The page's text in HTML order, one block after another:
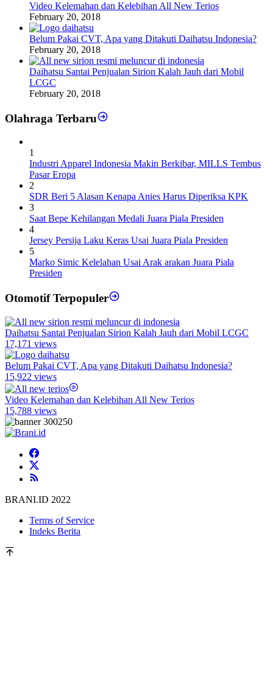
Video Kelemahan dan Kelebihan All New Terios
February 20, 2018
Belum Pakai CVT, Apa yang Ditakuti Daihatsu Indonesia?
February 20, 2018
Daihatsu Santai Penjualan Sirion Kalah Jauh dari Mobil
LCGC
February 20, 2018
Olahraga Terbaru
1
Industri Apparel Indonesia Makin Berkibar, MILLS Tembus
Pasar Eropa
2
SDR Beri 5 Alasan Kenapa Anies Harus Diperiksa KPK
3
Saat Bepe Kehilangan Medali Juara Piala Presiden
4
Jersey Persija Laku Keras Usai Juara Piala Presiden
5
Marko Simic Kelelahan Usai Arak arakan Juara Piala
Presiden
Otomotif Terpopuler
Daihatsu Santai Penjualan Sirion Kalah Jauh dari Mobil LCGC
17,171 views
Belum Pakai CVT, Apa yang Ditakuti Daihatsu Indonesia?
15,922 views
Video Kelemahan dan Kelebihan All New Terios
15,788 views
BRANI.ID 2022
Terms of Service
Indeks Berita